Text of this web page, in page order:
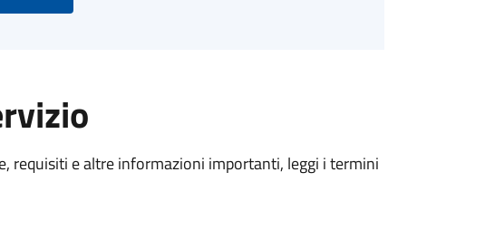
requisiti e altre informazioni importanti, leggi i termini